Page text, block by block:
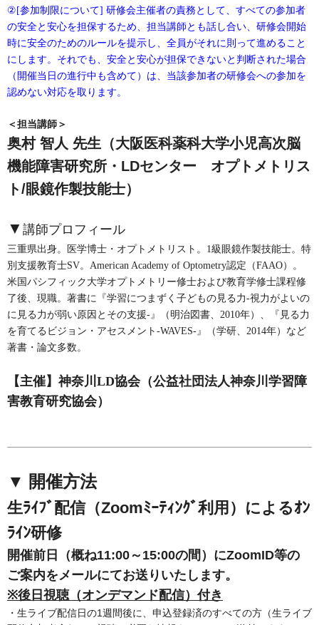
②[参加制限について] 研修会主催者の責務として、すべての参加者
の安全と安心を担保するため、担当講師とも話し合い、研修会開始
時に安全のためのルールを提示し、全員がそれに則って進めること
にします。それでも、安全と安心が担保できないと判断された場合
（開催当日の進行中も含めて）は、当該参加者の研修会への参加を
認めない対応を取ります。
＜担当講師＞
奥村 智人 先生（大阪医科薬科大学小児高次脳
機能障害研究所・LDセンター オプトメトリス
ト/眼鏡作製技能士）
▼ 講師プロフィール
三重県出身。医学博士・オプトメトリスト。1級眼鏡作製技能士。特
別支援教育士SV。American Academy of Optometry認定（FAAO）。
米国パシフィック大学オプトメトリー修士および教育学修士課程修
了後、現職。著書に『学習につまずく子どもの見る力-視力がよいの
に見る力が弱い原因とその支援-』（明治図書、2010年）、『見る力
を育てるビジョン・アセスメント-WAVES-』（学研、2014年）など
著書・論文多数。
【主催】神奈川LD協会（公益社団法人神奈川学習障
害教育研究協会）
▼ 開催方法
生ﾗｲﾌﾞ配信（Zoomﾐｰﾃｨﾝｸﾞ利用）によるｵﾝ
ﾗｲﾝ研修
開催前日（概ね11:00～15:00の間）にZoomID等の
ご案内をメールにてお送りいたします。
※後日視聴（オンデマンド配信）付き
・生ライブ配信日の1週間後に、申込登録済のすべての方（生ライブ